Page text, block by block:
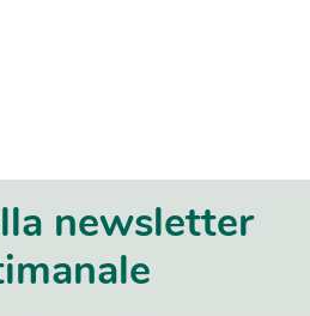
newsletter